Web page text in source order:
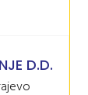
D.D.